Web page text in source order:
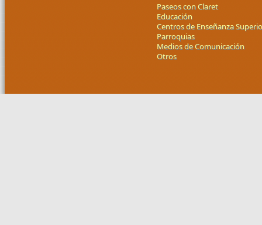
Paseos con Claret
Educación
Centros de Enseñanza
Parroquias
Medios de Comunicación
Otros